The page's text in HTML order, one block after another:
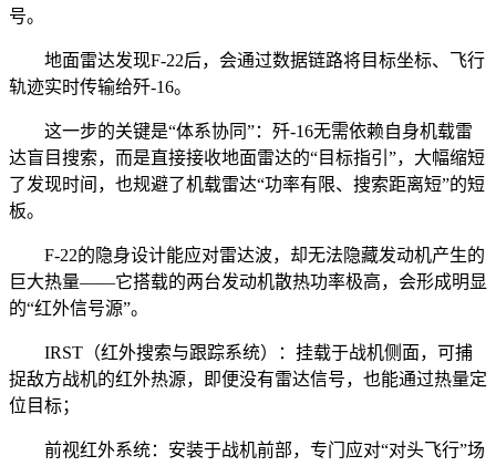
号。
地面雷达发现F-22后，会通过数据链路将目标坐标、飞行
轨迹实时传输给歼-16。
这一步的关键是“体系协同”：歼-16无需依赖自身机载雷
达盲目搜索，而是直接接收地面雷达的“目标指引”，大幅缩短
了发现时间，也规避了机载雷达“功率有限、搜索距离短”的短
板。
F-22的隐身设计能应对雷达波，却无法隐藏发动机产生的
巨大热量——它搭载的两台发动机散热功率极高，会形成明显
的“红外信号源”。
IRST（红外搜索与跟踪系统）：挂载于战机侧面，可捕
捉敌方战机的红外热源，即便没有雷达信号，也能通过热量定
位目标；
前视红外系统：安装于战机前部，专门应对“对头飞行”场